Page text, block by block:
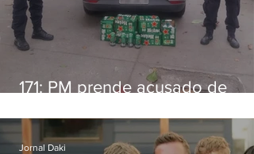
171: PM prende acusado de
Niterói
Jornal Daki